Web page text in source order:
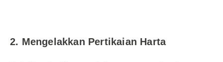
2. Mengelakkan Pertikaian Harta